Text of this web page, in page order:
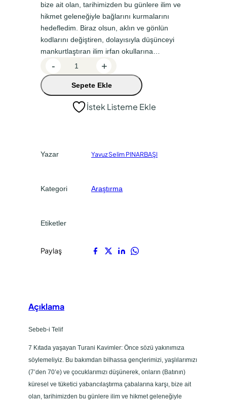
f
i
y
t
:
0
0
f
i
y
t
:
0
0
bize ait olan, tarihimizden bu günlere ilim ve
hikmet geleneğiyle bağlarını kurmalarını
hedefledim. Biraz olsun, aklın ve gönlün
kodlarını değiştiren, dolayısıyla düşünceyi
mankurtlaştıran ilim irfan okullarına…
ö
- +
Sepete Ekle
İstek Listeme Ekle
Yazar Yavuz Selim PINARBAŞI
Kategori Araştırma
Etiketler
Paylaş
Açıklama
Sebeb-i Telif
7 Kıtada yaşayan Turani Kavimler: Önce sözü yakınımıza
söylemeliyiz. Bu bakımdan bilhassa gençlerimizi, yaşlılarımızı
(7’den 70’e) ve çocuklarımızı düşünerek, onların (Batının)
küresel ve tüketici yabancılaştırma çabalarına karşı, bize ait
olan, tarihimizden bu günlere ilim ve hikmet geleneğiyle